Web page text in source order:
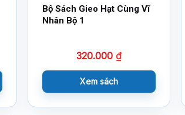
Bộ Sách Gieo Hạt Cùng Vĩ
Nhân Bộ 1
320.000 ₫
Xem sách